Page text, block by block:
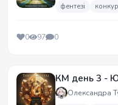
фентезі
0 97 0
КМ день 3 -
Олександра